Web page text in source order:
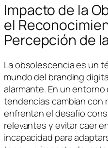
Impacto de la
el
Percepción de
La obsolescencia es un
mundo del branding
alarmante. En un
tendencias cambian con
enfrentan el desafío
relevantes y evitar caer
incapacidad para